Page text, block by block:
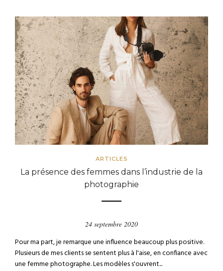
ARTICLES
La présence des femmes dans l’industrie de la
photographie
24 septembre 2020
Pour ma part, je remarque une influence beaucoup plus positive.
Plusieurs de mes clients se sentent plus à l'aise, en confiance avec
une femme photographe. Les modèles s'ouvrent...